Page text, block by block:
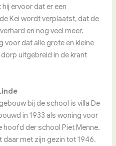
ervoor dat er een
Kei wordt verplaatst, dat de
en nog veel meer.
voor dat alle grote en kleine
uitgebreid in de krant
bij de school is villa De
in 1933 als woning voor
hoofd der school Piet Menne.
daar met zijn gezin tot 1946.